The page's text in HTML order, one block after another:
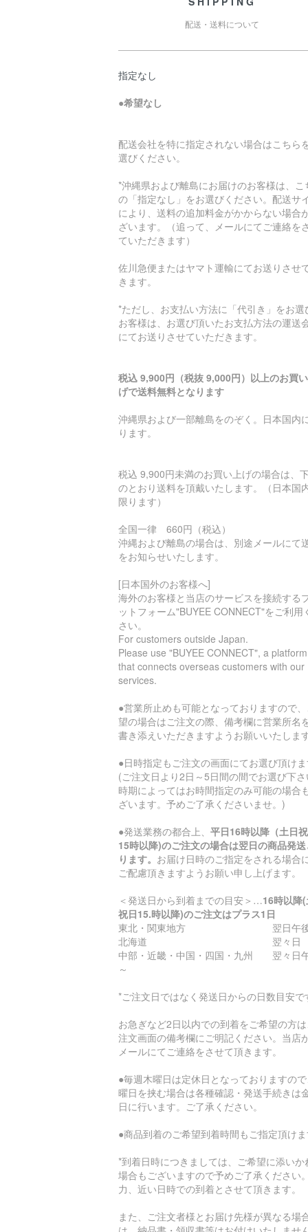
配送・送料について
指定なし
●希望なし
配送会社を特に指定されない場合はこちら
選びください。
*沖縄県および離島にお届けのお客様は、こ
の「指定なし」をお選びください。配送サ
により、送料の追加料金がかからない場合
ざいます。（追って、メールにてご連絡を
ていただきます）
佐川急便またはヤマト運輸にてお送りさせ
きます。
*ただし、お支払い方法に「代引き」をお選
お客様は、お選び頂いたお支払方法の運送
にてお送りさせていただきます。
税込 9,900円（税抜 9,000円）以上のお買
げで送料無料となります
沖縄県および一部離島をのぞく。日本国内
ります。
税込 9,900円未満のお買い上げの場合は、
のとおり送料を頂戴いたします。（日本国
限ります）
全国一律 660円（税込）
沖縄および離島の場合は、別途メールにて
をお知らせいたします。
[日本国外のお客様へ]
海外のお客様と当店のサービスを接続する
ットフォーム"BUYEE CONNECT"をご利用
さい。
For customers outside Japan.
Please use "BUYEE CONNECT", a platform
that connects overseas customers with our
services.
●営業所止めも可能となっておりますので
望の場合はご注文の際、備考欄に営業所名
書き添えいただきますようお願いいたします
●日時指定もご注文の画面にてお選び頂けま
(ご注文日より2日～5日間の間でお選び下さ
時期によってはお時間指定のみ可能の場合
ざいます。予めご了承くださいませ。)
●発送業務の都合上、 平日16時以降（土日
15時以降)のご注文の場合は翌日の商品発
ります。 お届け日時のご指定をされる場合
ご配慮頂きますようお願い申し上げます。
＜発送日から到着までの目安＞…16時以降(
祝日15.時以降)のご注文はプラス1日
東北・関東地方 翌日午後
北海道 翌々日
中部・近畿・中国・四国・九州 翌々日
～
*ご注文日ではなく発送日からの日数目安で
お急ぎなど2日以内での到着をご希望の方
注文画面の備考欄にご明記ください。当店
メールにてご連絡をさせて頂きます。
●毎週木曜日は定休日となっておりますの
曜日を挟む場合は各種確認・発送手続きは
日に行います。ご了承ください。
●商品到着のご希望到着時間もご指定頂けま
*到着日時につきましては、ご希望に添いか
場合もございますので予めご了承ください
力、近い日時での到着とさせて頂きます。
また、ご注文者様とお届け先様が異なる場